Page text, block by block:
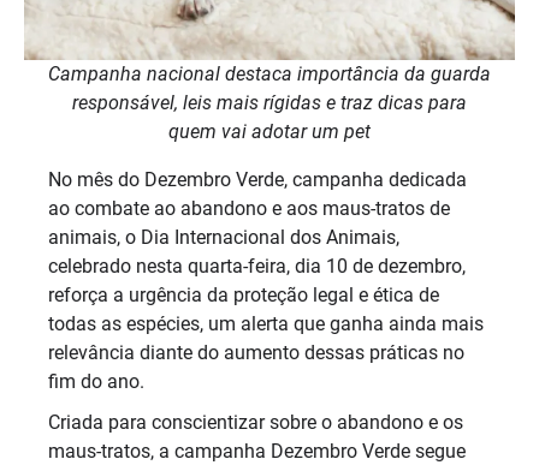
Campanha nacional destaca importância da guarda
responsável, leis mais rígidas e traz dicas para
quem vai adotar um pet
No mês do Dezembro Verde, campanha dedicada
ao combate ao abandono e aos maus-tratos de
animais, o Dia Internacional dos Animais,
celebrado nesta quarta-feira, dia 10 de dezembro,
reforça a urgência da proteção legal e ética de
todas as espécies, um alerta que ganha ainda mais
relevância diante do aumento dessas práticas no
fim do ano.
Criada para conscientizar sobre o abandono e os
maus-tratos, a campanha Dezembro Verde segue